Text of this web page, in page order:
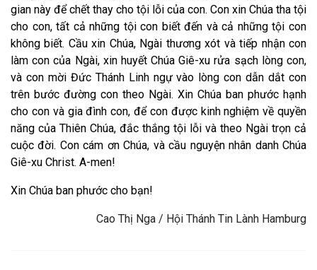
gian này để chết thay cho tội lỗi của con. Con xin Chúa tha tội
cho con, tất cả những tội con biết đến và cả những tội con
không biết. Cầu xin Chúa, Ngài thương xót và tiếp nhận con
làm con của Ngài, xin huyết Chúa Giê-xu rửa sạch lòng con,
và con mời Đức Thánh Linh ngự vào lòng con dẫn dắt con
trên bước đường con theo Ngài. Xin Chúa ban phước hạnh
cho con và gia đình con, để con được kinh nghiệm về quyền
năng của Thiên Chúa, đắc thắng tội lỗi và theo Ngài trọn cả
cuộc đời. Con cám ơn Chúa, và cầu nguyện nhân danh Chúa
Giê-xu Christ. A-men!
Xin Chúa ban phước cho bạn!
Cao Thị Nga / Hội Thánh Tin Lành Hamburg